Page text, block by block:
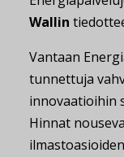
Wallin
Vantaan
tunnettuja
innovaatioihin
Hinnat